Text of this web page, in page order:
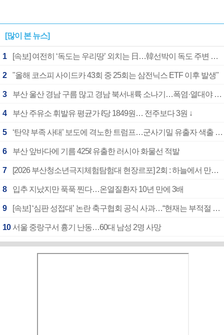
[많이 본 뉴스]
1 [속보] 여전히 ‘독도는 우리땅’ 외치는 日…韓선박이 독도 주변 해양조사 활동하자 반발
2 "올해 코스피 사이드카 43회 중 25회는 삼전닉스 ETF 이후 발생"
3 부산 울산 경남 구름 많고 경남 북서내륙 소나기…폭염·열대야 계속
4 부산 주유소 휘발유 평균가 ℓ당 1849원… 전주보다 3원 ↓
5 ‘탄약 부족 사태’ 보도에 격노한 트럼프…군사기밀 유출자 색출 지시
6 부산 앞바다에 기름 425ℓ 유출한 러시아 화물선 적발
7 [2026 부산청소년극지체험탐험대 현장르포] 2회 : 하늘에서 만난 얼음의 나라
8 입추 지났지만 푹푹 찐다…온열질환자 10년 만에 3배
9 [속보] ‘심판 성접대’ 논란 축구협회 공식 사과…“현재는 부적절 행위 없어”
10 서울 중랑구서 흉기 난동…60대 남성 2명 사망